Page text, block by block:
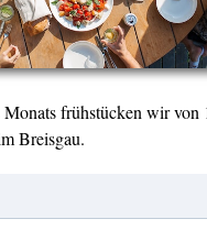
Monats frühstücken wir von
Breisgau.